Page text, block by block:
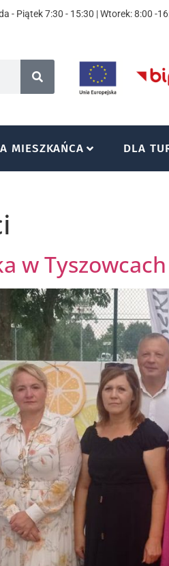
- Piątek 7:30 - 15:30 | Wtorek: 8:00 -
MIESZKAŃCA DLA
w Tyszowcach